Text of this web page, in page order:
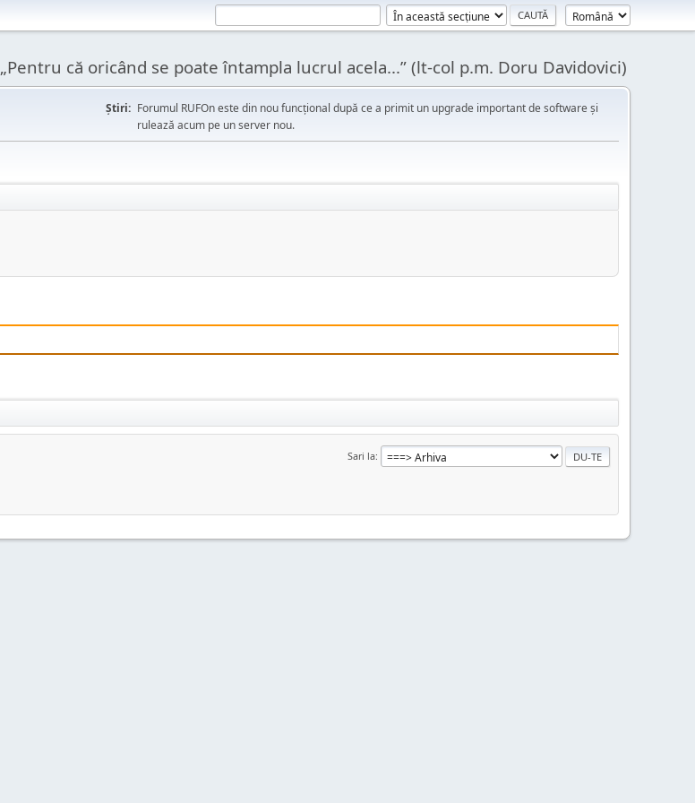
„Pentru că oricând se poate întampla lucrul acela...” (lt-col p.m. Doru Davidovici)
Ştiri: Forumul RUFOn este din nou funcțional după ce a primit un upgrade important de software și
rulează acum pe un server nou.
Sari la